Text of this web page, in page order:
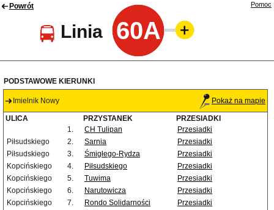
Powrót
Linia 60A
Pomoc
PODSTAWOWE KIERUNKI
Imielnik Nowy Pokaż na mapie
ULICA PRZYSTANEK
PRZESIADKI
1.
CH Tulipan
Przesiadki
Piłsudskiego
2. Sarnia
Przesiadki
Piłsudskiego
3. Śmigłego-Rydza
Przesiadki
Kopcińskiego
4. Piłsudskiego
Przesiadki
Kopcińskiego
5. Tuwima
Przesiadki
Kopcińskiego
6. Narutowicza
Przesiadki
Kopcińskiego
7. Rondo Solidarności
Przesiadki